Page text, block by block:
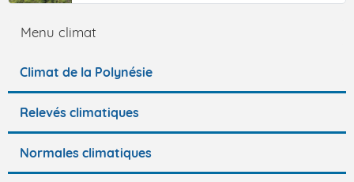
Menu climat
Climat de la Polynésie
Relevés climatiques
Normales climatiques